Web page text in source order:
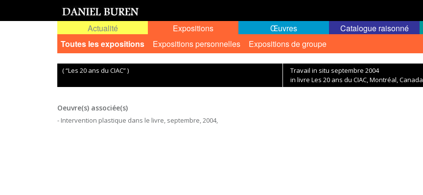
Actualité
Expositions
Toutes les expositions
Expositions personnelles Expositions de groupe
Œuvres Catalogue raisonné
( “Les 20 ans du CIAC” )
Travail in situ septembre 2004
in livre Les 20 ans du CIAC, Montréal, Canada
Oeuvre(s) associée(s)
- Intervention plastique dans le livre, septembre, 2004,